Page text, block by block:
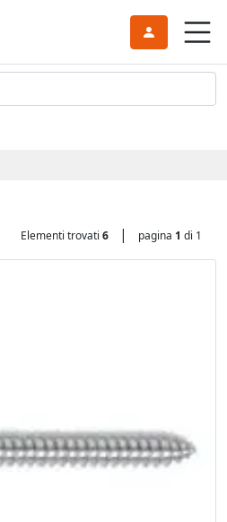
Elementi trovati 6 | pagina 1 di 1